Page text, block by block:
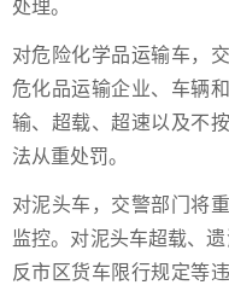
处理。
对危险化学品运输车，
危化品运输企业、车辆
输、超载、超速以及不
法从重处罚。
对泥头车，交警部门将
监控。对泥头车超载、
反市区货车限行规定等